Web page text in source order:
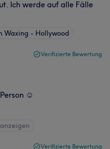
Ich werde auf alle Fälle
Waxing - Hollywood
Verifizierte Bewertung
☺️
Verifizierte Bewertung